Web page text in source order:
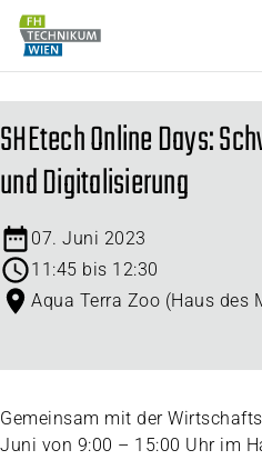
SHEtech Online Days:
und Digitalisierung
07. Juni 2023
11:45 bis 12:30
Aqua Terra Zoo (Haus des
Gemeinsam mit der
Juni von 9:00 – 15:00 Uhr im